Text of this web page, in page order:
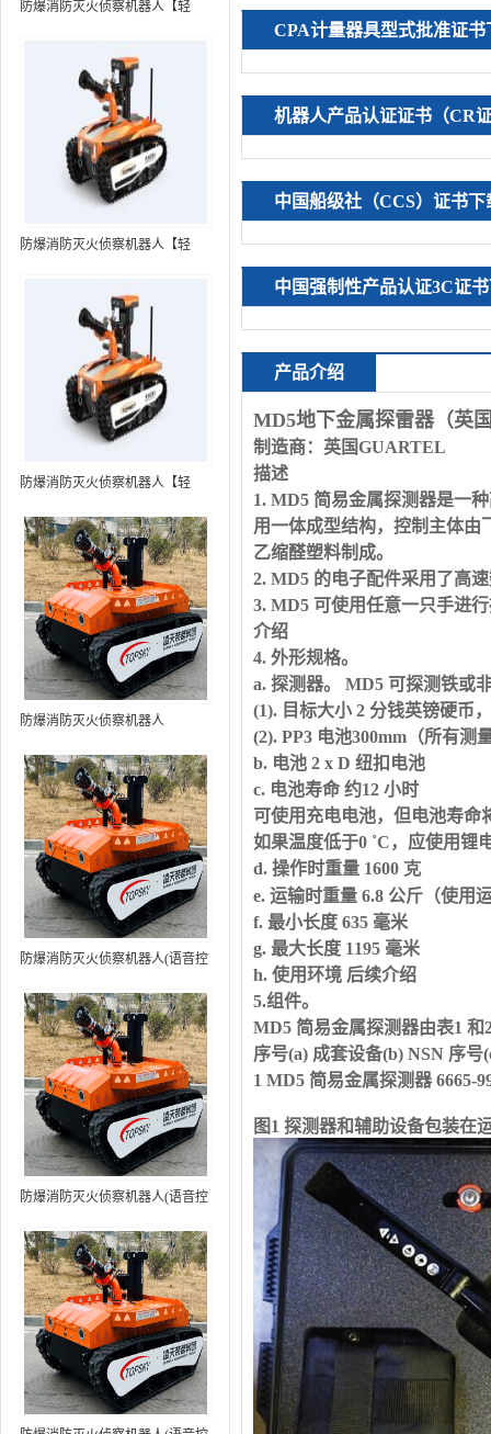
防爆消防灭火侦察机器人【轻
装置+语音控制+跟随功能+5G控
防爆消防灭火侦察机器人【轻
装置+语音控制+跟随功能+5G控
制+水炮跟踪火焰）RXR-
MC80BD（第8代）
防爆消防灭火侦察机器人【轻
装置+语音控制+跟随功能+5G控
制+水炮跟踪火焰+自主导航）
防爆消防灭火侦察机器人
防爆消防灭火侦察机器人(语音控
MC80BD（第6代）
防爆消防灭火侦察机器人(语音控
RXR-MC80BD（第7代）
CPA计量器具型式批准证书
机器人产品认证证书（CR
中国船级社（CCS）证书下
中国强制性产品认证3C证
产品介绍
MD5地下金属探雷器（英
制造商：英国GUARTEL
描述
1. MD5 简易金属探测器是一
用一体成型结构，控制主体由
乙缩醛塑料制成。
2. MD5 的电子配件采用了高
3. MD5 可使用任意一只手进
介绍
4. 外形规格。
a. 探测器。
MD5 可探测铁或
(1). 目标大小2 分钱英镑硬币，
(2). PP3 电池300mm （所有测
b. 电池 2 x D 纽扣电池
c. 电池寿命 约12 小时
可使用充电电池，但电池寿命
如果温度低于0 ˚C，应使用锂
d. 操作时重量 1600 克
e. 运输时重量 6.8 公斤（使用
f. 最小长度 635 毫米
g. 最大长度 1195 毫米
h. 使用环境 后续介绍
5.组件。
MD5 简易金属探测器由表1 和
序号(a) 成套设备(b) NSN 序号
1 MD5 简易金属探测器6665-
图1 探测器和辅助设备包装在